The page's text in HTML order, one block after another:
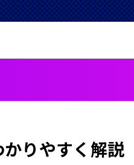
りやすく解説